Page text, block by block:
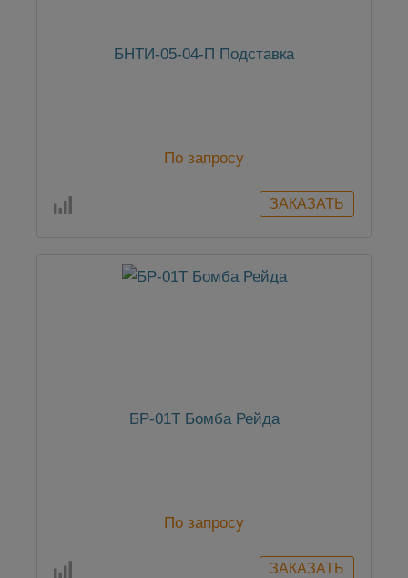
БНТИ-05-04-П Подставка
По запросу
БР-01Т Бомба Рейда
По запросу